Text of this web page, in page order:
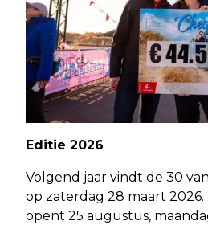
Editie 2026
Volgend jaar vindt de 30
op zaterdag 28 maart 2026.
opent 25 augustus,